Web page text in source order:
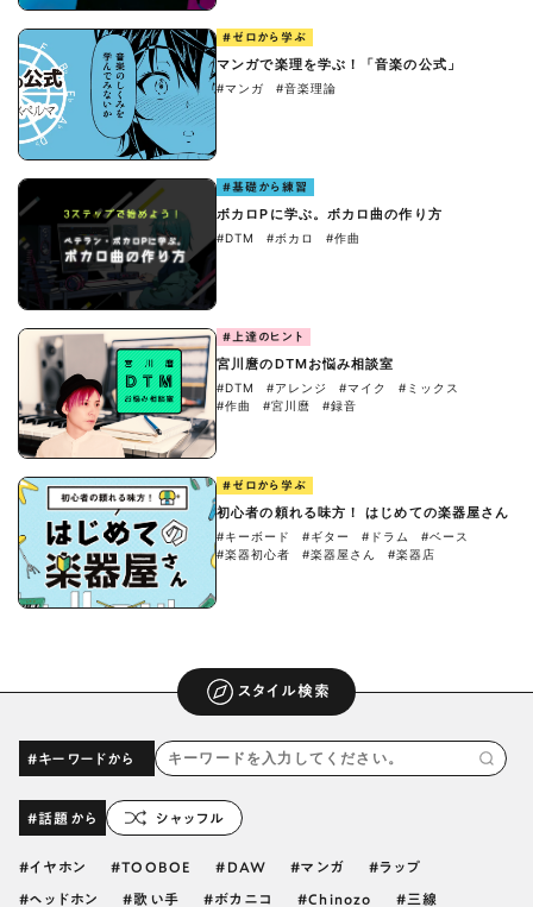
#ゼロから学ぶ
マンガで楽理を学ぶ！「音楽の公式」
#マンガ #音楽理論
#基礎から練習
ボカロPに学ぶ。ボカロ曲の作り方
#DTM #ボカロ #作曲
#上達のヒント
宮川麿のDTMお悩み相談室
#DTM #アレンジ #マイク
#ミックス
#作曲
#宮川麿 #録音
#ゼロから学ぶ
初心者の頼れる味方！ はじめての楽器屋さん
#キーボード #ギター #ドラム
#ベース
#楽器初心者
#楽器屋さん #楽器店
スタイル検索
#キーワードから
#話題から シャッフル
イヤホン TOOBOE DAW マンガ ラップ
ヘッドホン 歌い手 ボカニコ Chinozo 三線